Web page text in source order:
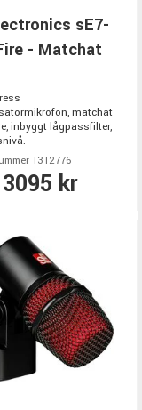
sE7-
- Matchat
matchat
inbyggt lågpassfilter,
1312776
3095 kr